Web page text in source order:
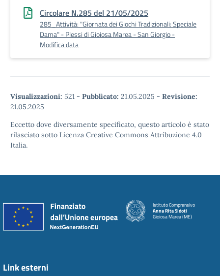
Circolare N.285 del 21/05/2025
285_Attività: "Giornata dei Giochi Tradizionali: Speciale
Dama" - Plessi di Gioiosa Marea - San Giorgio -
Modifica data
Visualizzazioni: 521 - Pubblicato: 21.05.2025 - Revisione:
21.05.2025
Eccetto dove diversamente specificato, questo articolo è stato
rilasciato sotto Licenza Creative Commons Attribuzione 4.0
Italia.
Istituto Comprensivo
Anna Rita Sidoti
Gioiosa Marea (ME)
Link esterni